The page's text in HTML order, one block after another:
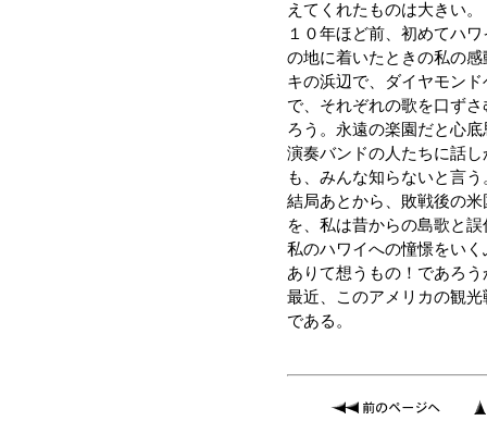
えてくれたものは大きい。
１０年ほど前、初めてハ
の地に着いたときの私の
キの浜辺で、ダイヤモン
で、それぞれの歌を口ず
ろう。永遠の楽園だと心底
演奏バンドの人たちに話
も、みんな知らないと言
結局あとから、敗戦後の
を、私は昔からの島歌と
私のハワイへの憧憬をい
ありて想うもの！であろう
最近、このアメリカの観
である。